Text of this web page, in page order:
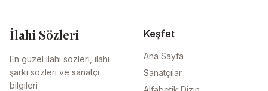
İlahi Sözleri
En güzel ilahi sözleri, ilahi
şarkı sözleri ve sanatçı
bilgileri
Keşfet
Ana Sayfa
Sanatçılar